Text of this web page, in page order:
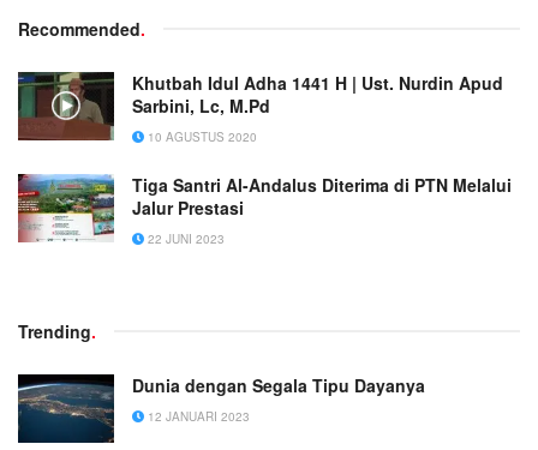
Recommended.
Khutbah Idul Adha 1441 H | Ust. Nurdin Apud
Sarbini, Lc, M.Pd
10 AGUSTUS 2020
Tiga Santri Al-Andalus Diterima di PTN Melalui
Jalur Prestasi
22 JUNI 2023
Trending.
Dunia dengan Segala Tipu Dayanya
12 JANUARI 2023